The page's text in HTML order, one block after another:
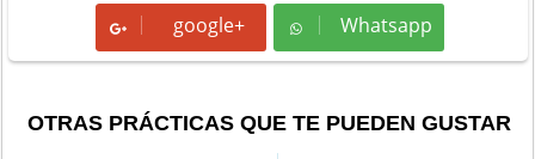
google+ Whatsapp
Whatsapp
OTRAS PRÁCTICAS QUE TE PUEDEN GUSTAR